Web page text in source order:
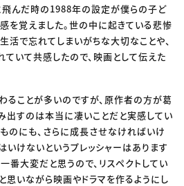
飛んだ時の1988年の設定が僕らの子ど
を覚えました。世の中に起きている悲惨
活で忘れてしまいがちな大切なことや、
いて共感したので、映画として伝えた
ことが多いのですが、原作者の方が葛
すのは本当に凄いことだと実感してい
のにも、さらに成長させなければいけ
いけないというプレッシャーはあります
番大変だと思うので、リスペクトしてい
思いながら映画やドラマを作るようにし